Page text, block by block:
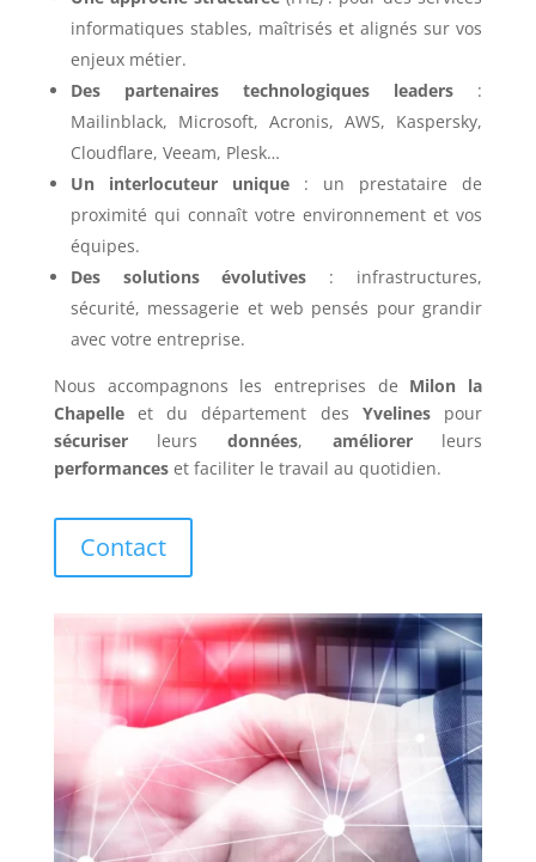
informatiques stables, maîtrisés et alignés sur vos
enjeux métier.
Des partenaires technologiques leaders :
Mailinblack, Microsoft, Acronis, AWS, Kaspersky,
Cloudflare, Veeam, Plesk…
Un interlocuteur unique: un prestataire de
proximité qui connaît votre environnement et vos
équipes.
Des solutions évolutives : infrastructures,
sécurité, messagerie et web pensés pour grandir
avec votre entreprise.
Nous accompagnons les entreprises de Milon la
Chapelleet du département des Yvelinespour
sécuriserleurs données, améliorerleurs
performanceset faciliter le travail au quotidien.
Contact